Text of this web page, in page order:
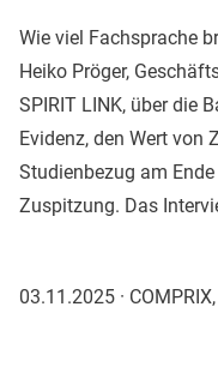
Wie viel Fachsprache
Heiko Pröger,
SPIRIT LINK, über die
Evidenz, den Wert von
Studienbezug am
Zuspitzung. Das
03.11.2025 ·